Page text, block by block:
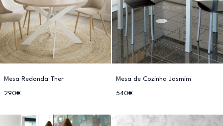
Mesa Redonda Ther
290€
Mesa de Cozinha Jasmim
540€